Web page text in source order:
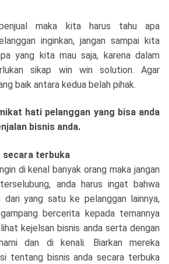
maka kita harus tahu apa
inginkan, jangan sampai kita
yang kita mau saja, karena dalam
sikap win win solution. Agar
baik antara kedua belah pihak.
hati pelanggan yang bisa anda
bisnis anda.
secara terbuka
di kenal banyak orang maka jangan
anda harus ingat bahwa
dari yang satu ke pelanggan lainnya,
bercerita kepada temannya
kejelsan bisnis anda serta dengan
dan di kenali. Biarkan mereka
tentang bisnis anda secara terbuka